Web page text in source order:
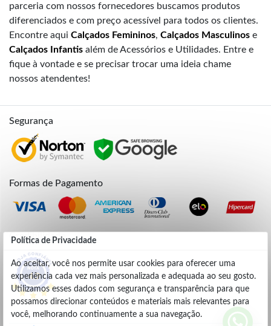
Política de Privacidade
Ao aceitar, você nos permite usar cookies para oferecer uma
experiência cada vez mais personalizada e adequada ao seu gosto.
Utilizamos esses dados com segurança e transparência para que
possamos direcionar conteúdos e materiais mais relevantes para
você, melhorando continuamente a sua navegação.
parceria com nossos fornecedores buscamos produtos
diferenciados e com preço acessível para todos os clientes.
Encontre aqui Calçados Femininos, Calçados Masculinos e
Calçados Infantis além de Acessórios e Utilidades. Entre e
fique à vontade e se precisar trocar uma ideia chame
nossos atendentes!
Segurança
Formas de Pagamento
Credibilidade
4.9